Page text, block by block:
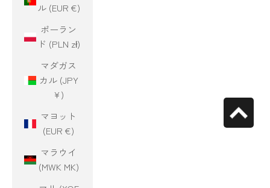
ル (EUR €)
ポーラン
ド (PLN zł)
マダガス
カル (JPY
¥)
マヨット
(EUR €)
マラウイ
(MWK MK)